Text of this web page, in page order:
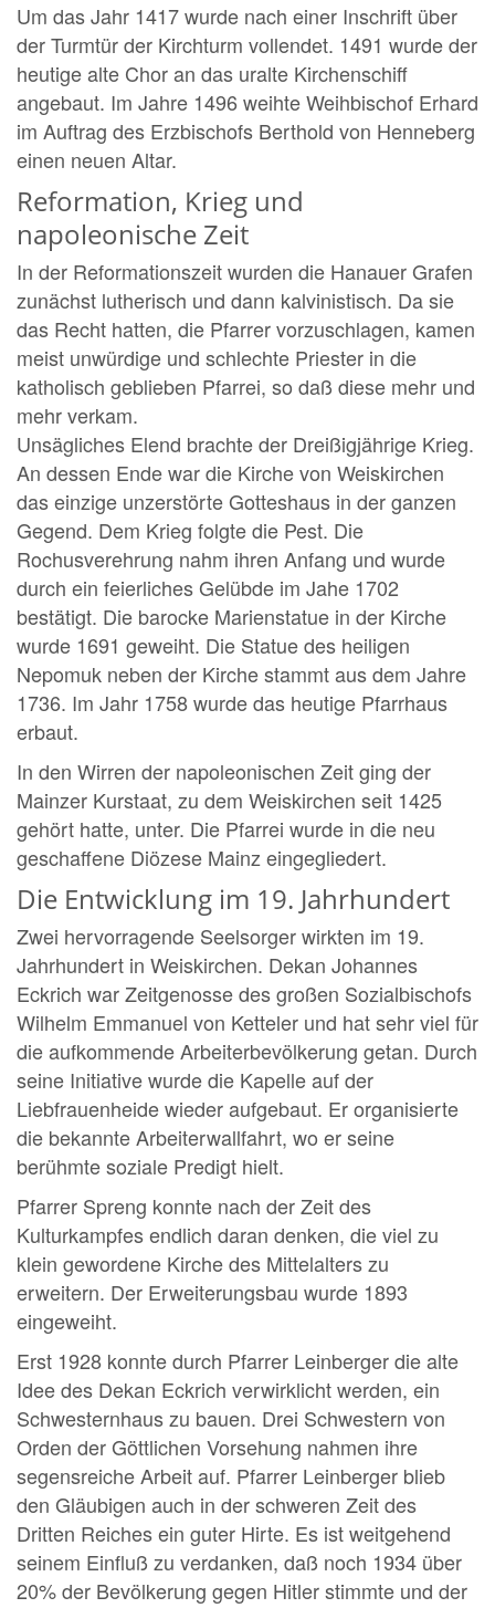
Um das Jahr 1417 wurde nach einer Inschrift über
der Turmtür der Kirchturm vollendet. 1491 wurde der
heutige alte Chor an das uralte Kirchenschiff
angebaut. Im Jahre 1496 weihte Weihbischof Erhard
im Auftrag des Erzbischofs Berthold von Henneberg
einen neuen Altar.
Reformation, Krieg und
napoleonische Zeit
In der Reformationszeit wurden die Hanauer Grafen
zunächst lutherisch und dann kalvinistisch. Da sie
das Recht hatten, die Pfarrer vorzuschlagen, kamen
meist unwürdige und schlechte Priester in die
katholisch geblieben Pfarrei, so daß diese mehr und
mehr verkam.
Unsägliches Elend brachte der Dreißigjährige Krieg.
An dessen Ende war die Kirche von Weiskirchen
das einzige unzerstörte Gotteshaus in der ganzen
Gegend. Dem Krieg folgte die Pest. Die
Rochusverehrung nahm ihren Anfang und wurde
durch ein feierliches Gelübde im Jahe 1702
bestätigt. Die barocke Marienstatue in der Kirche
wurde 1691 geweiht. Die Statue des heiligen
Nepomuk neben der Kirche stammt aus dem Jahre
1736. Im Jahr 1758 wurde das heutige Pfarrhaus
erbaut.
In den Wirren der napoleonischen Zeit ging der
Mainzer Kurstaat, zu dem Weiskirchen seit 1425
gehört hatte, unter. Die Pfarrei wurde in die neu
geschaffene Diözese Mainz eingegliedert.
Die Entwicklung im 19. Jahrhundert
Zwei hervorragende Seelsorger wirkten im 19.
Jahrhundert in Weiskirchen. Dekan Johannes
Eckrich war Zeitgenosse des großen Sozialbischofs
Wilhelm Emmanuel von Ketteler und hat sehr viel für
die aufkommende Arbeiterbevölkerung getan. Durch
seine Initiative wurde die Kapelle auf der
Liebfrauenheide wieder aufgebaut. Er organisierte
die bekannte Arbeiterwallfahrt, wo er seine
berühmte soziale Predigt hielt.
Pfarrer Spreng konnte nach der Zeit des
Kulturkampfes endlich daran denken, die viel zu
klein gewordene Kirche des Mittelalters zu
erweitern. Der Erweiterungsbau wurde 1893
eingeweiht.
Erst 1928 konnte durch Pfarrer Leinberger die alte
Idee des Dekan Eckrich verwirklicht werden, ein
Schwesternhaus zu bauen. Drei Schwestern von
Orden der Göttlichen Vorsehung nahmen ihre
segensreiche Arbeit auf. Pfarrer Leinberger blieb
den Gläubigen auch in der schweren Zeit des
Dritten Reiches ein guter Hirte. Es ist weitgehend
seinem Einfluß zu verdanken, daß noch 1934 über
20% der Bevölkerung gegen Hitler stimmte und der